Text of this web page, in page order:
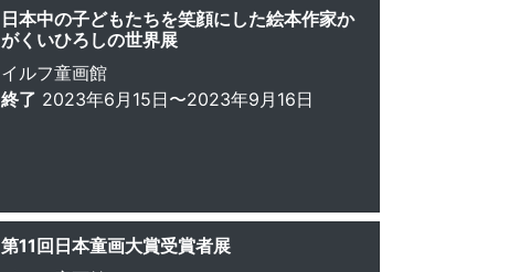
日本中の子どもたちを笑顔にした絵本作家か
がくいひろしの世界展
イルフ童画館
終了 2023年6月15日〜2023年9月16日
第11回日本童画大賞受賞者展